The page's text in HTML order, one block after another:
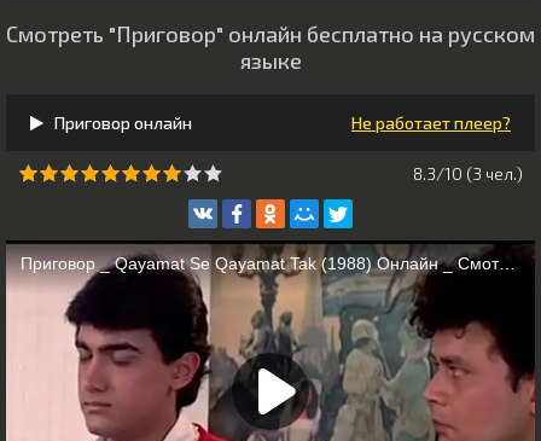
Смотреть "Приговор" онлайн бесплатно на русском
языке
Приговор онлайн Не работает плеер?
8.3/10 (3 чeл.)